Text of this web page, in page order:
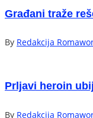
Građani traže
By Redakcija
Prljavi heroin
By Redakcija